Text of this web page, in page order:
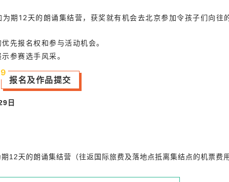
期12天的朗诵集结营，获奖就有机会去北京参加令孩子们向往
先报名权和参与活动机会。
参赛选手风采。
9
报名及作品提交
日
12天的朗诵集结营（往返国际旅费及落地点抵离集结点的机票费用